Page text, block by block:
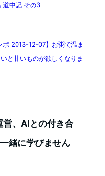
道中記 その3
ポ 2013-12-07】お粥で温ま
と甘いものが欲しくなりま
、AIとの付き合
緒に学びません